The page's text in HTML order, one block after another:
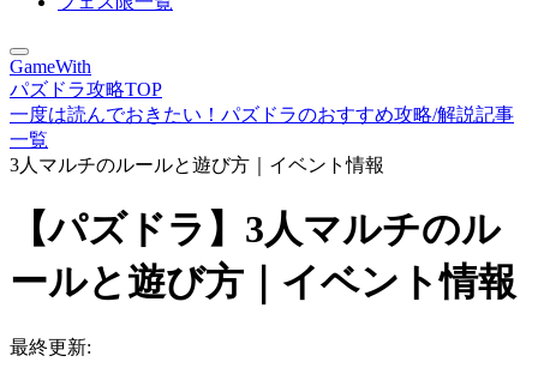
GameWith
パズドラ攻略TOP
一度は読んでおきたい！パズドラのおすすめ攻略/解説記事
一覧
3人マルチのルールと遊び方｜イベント情報
【パズドラ】3人マルチのル
ールと遊び方｜イベント情報
最終更新: